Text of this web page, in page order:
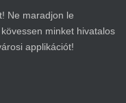
Ne maradjon le
minket hivatalos
applikációt!